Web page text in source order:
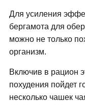
Для усиления
бергамота для
можно не только
организм.
Включив в рацион
похудения пойдет
несколько чашек